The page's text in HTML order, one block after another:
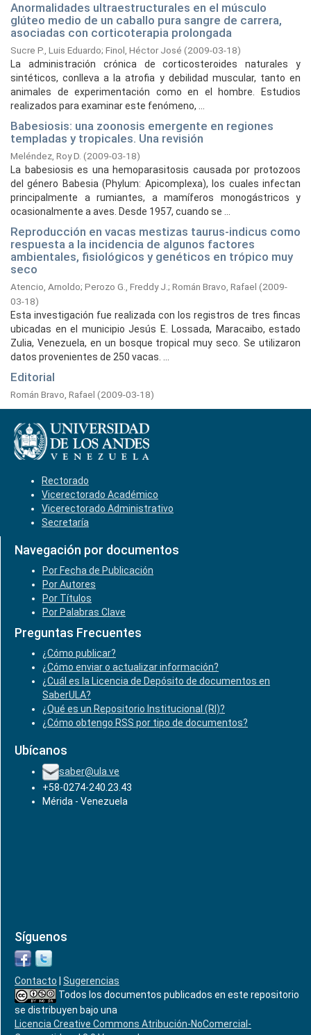
Anormalidades ultraestructurales en el músculo
glúteo medio de un caballo pura sangre de carrera,
asociadas con corticoterapia prolongada
Sucre P., Luis Eduardo; Finol, Héctor José (2009-03-18)
La administración crónica de corticosteroides naturales y
sintéticos, conlleva a la atrofia y debilidad muscular, tanto en
animales de experimentación como en el hombre. Estudios
realizados para examinar este fenómeno, ...
Babesiosis: una zoonosis emergente en regiones
templadas y tropicales. Una revisión
Meléndez, Roy D. (2009-03-18)
La babesiosis es una hemoparasitosis causada por protozoos
del género Babesia (Phylum: Apicomplexa), los cuales infectan
principalmente a rumiantes, a mamíferos monogástricos y
ocasionalmente a aves. Desde 1957, cuando se ...
Reproducción en vacas mestizas taurus-indicus como
respuesta a la incidencia de algunos factores
ambientales, fisiológicos y genéticos en trópico muy
seco
Atencio, Arnoldo; Perozo G., Freddy J. ; Román Bravo, Rafael (2009-
03-18)
Esta investigación fue realizada con los registros de tres fincas
ubicadas en el municipio Jesús E. Lossada, Maracaibo, estado
Zulia, Venezuela, en un bosque tropical muy seco. Se utilizaron
datos provenientes de 250 vacas. ...
Editorial
Román Bravo, Rafael (2009-03-18)
Rectorado
Vicerectorado Académico
Vicerectorado Administrativo
Secretaría
Navegación por documentos
Por Fecha de Publicación
Por Autores
Por Títulos
Por Palabras Clave
Preguntas Frecuentes
¿Cómo publicar?
¿Cómo enviar o actualizar información?
¿Cuál es la Licencia de Depósito de documentos en
SaberULA?
¿Qué es un Repositorio Institucional (RI)?
¿Cómo obtengo RSS por tipo de documentos?
Ubícanos
saber@ula.ve
+58-0274-240.23.43
Mérida - Venezuela
Síguenos
Contacto
Sugerencias
Todos los documentos publicados en este repositorio
se distribuyen bajo una
Licencia Creative Commons Atribución-NoComercial-